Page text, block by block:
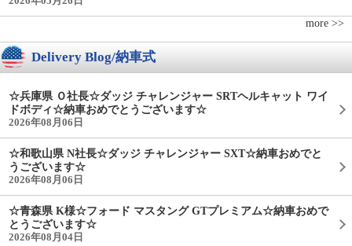
more >>
Delivery Blog/納車式
☆兵庫県 Ｏ社長☆ダッジ チャレンジャー SRTヘルキャット ワイ
ドボディ☆納車おめでとうございます☆
2026年08月06日
☆和歌山県 N社長☆ダッジ チャレンジャー SXT☆納車おめでと
うございます☆
2026年08月06日
☆青森県 K様☆フォード マスタング GTプレミアム☆納車おめで
とうございます☆
2026年08月04日